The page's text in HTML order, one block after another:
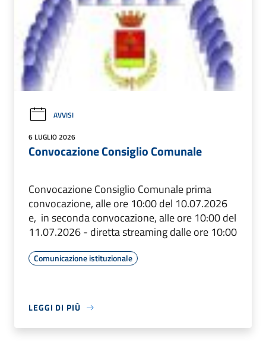
AVVISI
6 LUGLIO 2026
Convocazione Consiglio Comunale
Convocazione Consiglio Comunale prima
convocazione, alle ore 10:00 del 10.07.2026
e, in seconda convocazione, alle ore 10:00 del
11.07.2026 - diretta streaming dalle ore 10:00
Comunicazione istituzionale
LEGGI DI PIÙ